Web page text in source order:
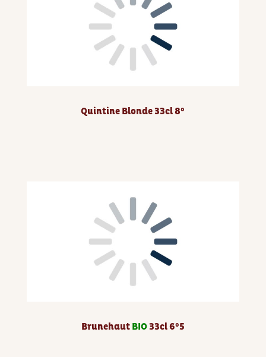
Quintine Blonde 33cl 8°
Brunehaut BIO33cl 6°5